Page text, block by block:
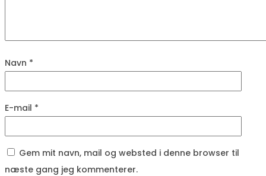
Navn *
E-mail *
Gem mit navn, mail og websted i denne browser til
næste gang jeg kommenterer.